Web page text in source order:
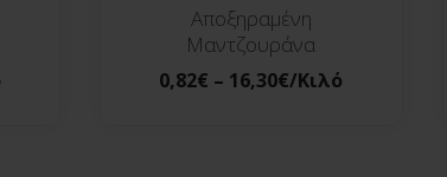
Αποξηραμένη
Μαντζουράνα
0,82€ – 16,30€/Κιλό